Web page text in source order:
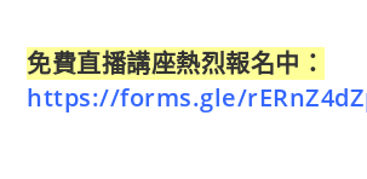
e
b
e
t
t
y
L
n
免費直播講座熱烈報名中：
https://forms.gle/